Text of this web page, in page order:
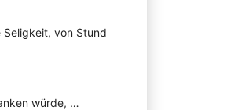
Seligkeit, von Stund
würde, …